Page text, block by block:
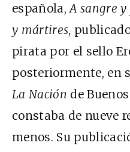
española,A sangre
y mártires,
pirata por el sello
posteriormente, en
La Nación de
constaba de nueve
menos. Su